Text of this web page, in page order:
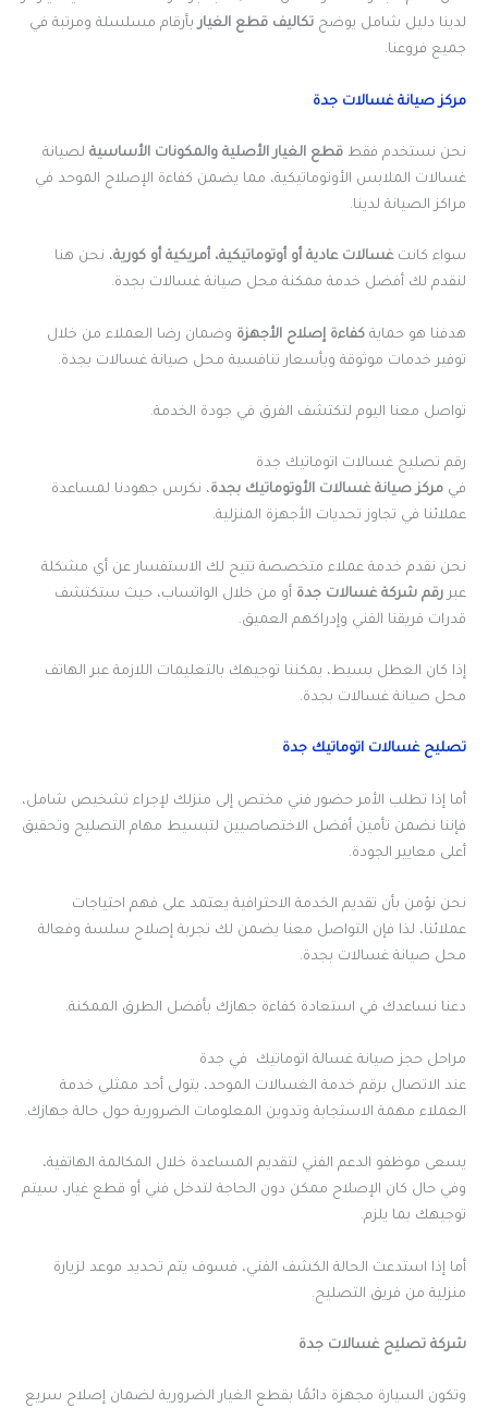
لدينا دليل شامل يوضح تكاليف قطع الغياربأرقام مسلسلة ومرتبة في
جميع فروعنا.
مركز صيانة غسالات جدة
نحن نستخدم فقط قطع الغيار الأصلية والمكونات الأساسية لصيانة
غسالات الملابس الأوتوماتيكية، مما يضمن كفاءة الإصلاح الموحد في
مراكز الصيانة لدينا.
سواء كانتغسالات عادية أو أوتوماتيكية، أمريكية أو كورية، نحن هنا
لنقدم لك أفضل خدمة ممكنة محل صيانة غسالات بجدة.
هدفنا هو حماية كفاءة إصلاح الأجهزة وضمان رضا العملاء من خلال
توفير خدمات موثوقة وبأسعار تنافسية محل صيانة غسالات بجدة.
تواصل معنا اليوم لتكتشف الفرق في جودة الخدمة.
رقم تصليح غسالات اتوماتيك جدة
في مركز صيانة غسالات الأوتوماتيك بجدة، نكرس جهودنا لمساعدة
عملائنا في تجاوز تحديات الأجهزة المنزلية.
نحن نقدم خدمة عملاء متخصصة تتيح لك الاستفسار عن أي مشكلة
عبر رقم شركة غسالات جدة أو من خلال الواتساب، حيث ستكتشف
قدرات فريقنا الفني وإدراكهم العميق.
إذا كان العطل بسيط، يمكننا توجيهك بالتعليمات اللازمة عبر الهاتف
محل صيانة غسالات بجدة.
تصليح غسالات اتوماتيك جدة
أما إذا تطلب الأمر حضور فني مختص إلى منزلك لإجراء تشخيص شامل،
فإننا نضمن تأمين أفضل الاختصاصيين لتبسيط مهام التصليح وتحقيق
أعلى معايير الجودة.
نحن نؤمن بأن تقديم الخدمة الاحترافية يعتمد على فهم احتياجات
عملائنا، لذا فإن التواصل معنا يضمن لك تجربة إصلاح سلسة وفعالة
محل صيانة غسالات بجدة.
دعنا نساعدك في استعادة كفاءة جهازك بأفضل الطرق الممكنة.
مراحل حجز صيانة غسالة اتوماتيك في جدة
عند الاتصال برقم خدمة الغسالات الموحد، يتولى أحد ممثلي خدمة
العملاء مهمة الاستجابة وتدوين المعلومات الضرورية حول حالة جهازك.
يسعى موظفو الدعم الفني لتقديم المساعدة خلال المكالمة الهاتفية،
وفي حال كان الإصلاح ممكن دون الحاجة لتدخل فني أو قطع غيار، سيتم
توجيهك بما يلزم.
أما إذا استدعت الحالة الكشف الفني، فسوف يتم تحديد موعد لزيارة
منزلية من فريق التصليح.
شركة تصليح غسالات جدة
وتكون السيارة مجهزة دائمًا بقطع الغيار الضرورية لضمان إصلاح سريع